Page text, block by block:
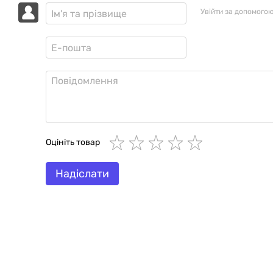
Увійти за
Оцініть товар
Надіслати